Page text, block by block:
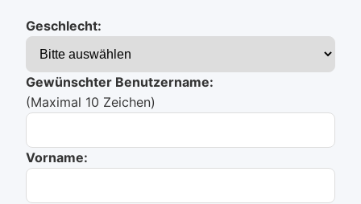
Geschlecht:
Gewünschter Benutzername:
(Maximal 10 Zeichen)
Vorname: